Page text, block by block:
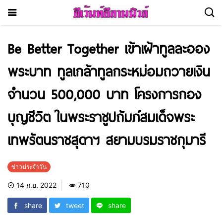
Be Better Together เข้าเฝ้าทูลละออง
พระบาท ทูลเกล้าทูลกระหม่อมถวายเงิน
จำนวน 500,000 บาท โครงการกอง
บุญชีวิต ในพระราชูปถัมภ์สมเด็จพระ
เทพรัตนราชสุดาฯ สยามบรมราชกุมารี
ข่าวประจำวัน
14 ก.ย. 2022 710
share tweet share